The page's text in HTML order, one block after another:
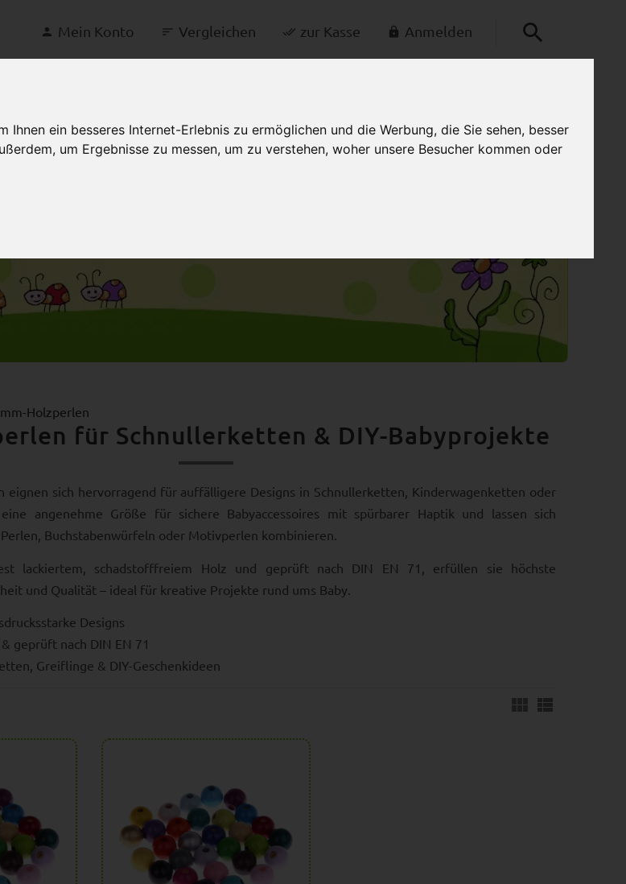
ein besseres Internet-Erlebnis zu ermöglichen und die Werbung, die Sie sehen, besser
um Ergebnisse zu messen, um zu verstehen, woher unsere Besucher kommen oder
Mein Konto Vergleichen zur Kasse Anmelden
Holzperlen
für Schnullerketten & DIY-Babyprojekte
eignen sich hervorragend für auffälligere Designs in Schnullerketten, Kinderwagenketten oder
angenehme Größe für sichere Babyaccessoires mit spürbarer Haptik und lassen sich
Buchstabenwürfeln oder Motivperlen kombinieren.
lackiertem, schadstofffreiem Holz und geprüft nach DIN EN 71, erfüllen sie höchste
und Qualität – ideal für kreative Projekte rund ums Baby.
Designs
geprüft nach DIN EN 71
Greiflinge & DIY-Geschenkideen